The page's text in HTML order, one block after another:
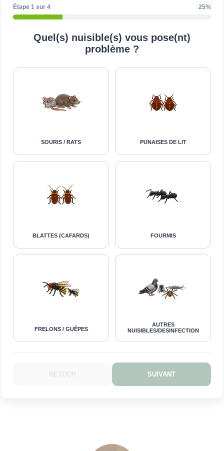
Étape 1 sur 4 25%
Quel(s) nuisible(s) vous pose(nt)
problème ?
SOURIS / RATS PUNAISES DE LIT
BLATTES (CAFARDS) FOURMIS
FRELONS / GUÊPES
AUTRES
NUISIBLES/DESINFECTION
SUIVANT